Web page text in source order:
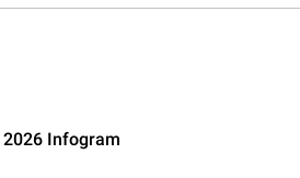
Infogram